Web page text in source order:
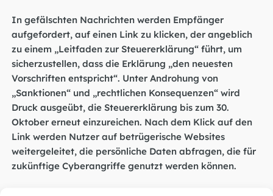
In gefälschten Nachrichten werden Empfänger
aufgefordert, auf einen Link zu klicken, der angeblich
zu einem „Leitfaden zur Steuererklärung“ führt, um
sicherzustellen, dass die Erklärung „den neuesten
Vorschriften entspricht“. Unter Androhung von
„Sanktionen“ und „rechtlichen Konsequenzen“ wird
Druck ausgeübt, die Steuererklärung bis zum 30.
Oktober erneut einzureichen. Nach dem Klick auf den
Link werden Nutzer auf betrügerische Websites
weitergeleitet, die persönliche Daten abfragen, die für
zukünftige Cyberangriffe genutzt werden können.